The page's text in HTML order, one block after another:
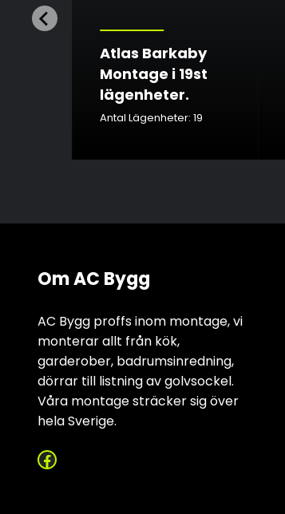
Atlas Barkaby
Montage i 19st
lägenheter.
Antal Lägenheter: 19
Om AC Bygg
AC Bygg proffs inom montage, vi
monterar allt från kök,
garderober, badrumsinredning,
dörrar till listning av golvsockel.
Våra montage sträcker sig över
hela Sverige.
Facebook